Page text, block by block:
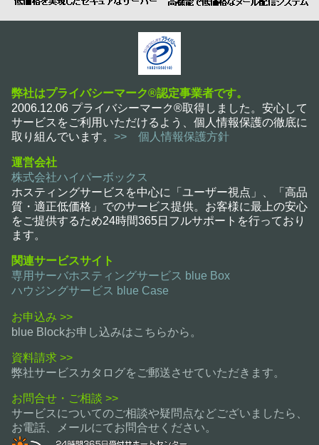
弊社はプライバシーマーク®認定事業者です。
2006.12.06 プライバシーマーク®取得しました。安心して
サービスをご利用いただけるよう、個人情報保護の徹底に
取り組んでいます。 >> 個人情報保護方針
運営会社
株式会社ハイパーボックス
ホスティングサービスを中心に「ユーザー視点」、「高品
質・適正低価格」でのサービス提供。お客様に最上の安心
をご提供するため24時間365日フルサポートを行っており
ます。
関連サービスサイト
専用サーバホスティングサービス blue Box
ハウジングサービス blue Case
お申込み >>
blue Blockお申し込みはこちらから。
資料請求 >>
弊社サービスカタログをご郵送させていただきます。
お問合せ・ご相談 >>
サービスについてのご相談や疑問点などございましたら、
お電話、メールにてお問合せください。